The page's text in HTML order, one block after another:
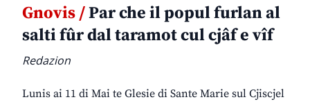
Gnovis /Par che il popul furlan al
salti fûr dal taramot cul cjâf e vîf
Redazion
Lunis ai 11 di Mai te Glesie di Sante Marie sul Cjiscjel